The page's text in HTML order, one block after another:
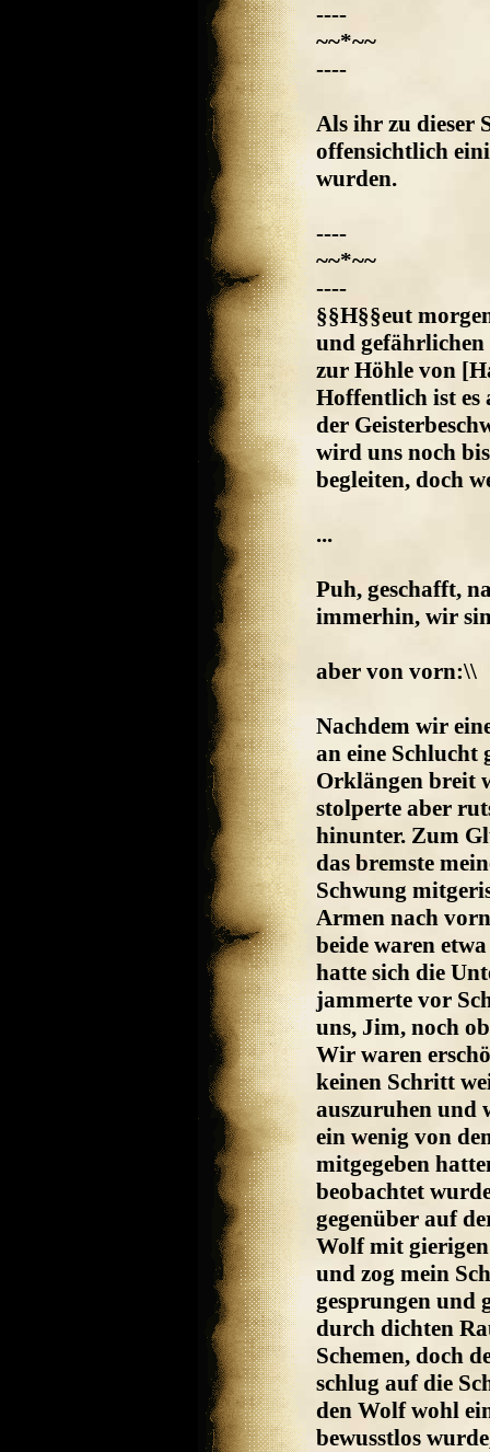
----
~~*~~
----
Als ihr zu dieser
offensichtlich
wurden.
----
~~*~~
----
§§H§§eut
und
zur Höhle von
Hoffentlich ist es
der
wird uns noch
begleiten, doch
...
Puh, geschafft,
immerhin, wir
aber von vorn:\\
Nachdem wir
an eine Schlucht
Orklängen breit
stolperte aber
hinunter. Zum
das bremste
Schwung
Armen nach
beide waren
hatte sich die
jammerte vor
uns, Jim, noch
Wir waren
keinen Schritt
auszuruhen und
ein wenig von
mitgegeben
beobachtet
gegenüber auf
Wolf mit
und zog mein
gesprungen und
durch dichten
Schemen, doch
schlug auf die
den Wolf wohl
bewusstlos